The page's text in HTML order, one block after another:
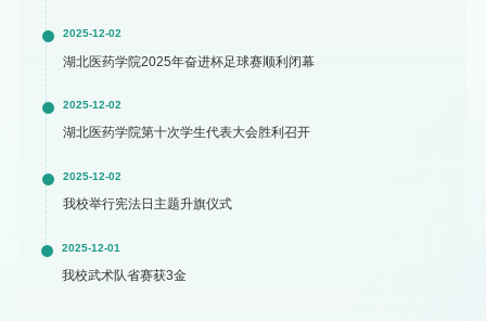
2025-12-02
湖北医药学院2025年奋进杯足球赛顺利闭幕
2025-12-02
湖北医药学院第十次学生代表大会胜利召开
2025-12-02
我校举行宪法日主题升旗仪式
2025-12-01
我校武术队省赛获3金